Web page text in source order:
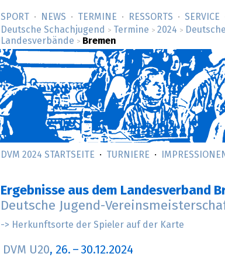
SPORT NEWS TERMINE RESSORTS SERVICE
Deutsche Schachjugend
> Termine > 2024 >
Landesverbände > Bremen
DVM 2024 STARTSEITE TURNIERE
Ergebnisse aus dem Landesverband
Deutsche Jugend-
-> Herkunftsorte der Spieler auf der Karte
DVM U20, 26. – 30.12.2024